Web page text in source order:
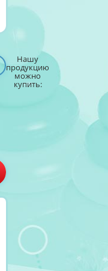
Нашу
продукцию
можно
купить: